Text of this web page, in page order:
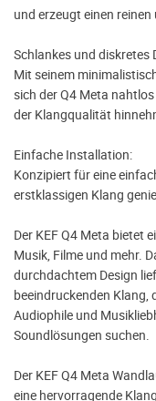
und erzeugt einen
Schlankes und diskretes
Mit seinem
sich der Q4 Meta
der Klangqualität
Einfache Installation:
Konzipiert für eine
erstklassigen Klang
Der KEF Q4 Meta bietet
Musik, Filme und mehr.
durchdachtem Design
beeindruckenden Klang,
Audiophile und
Soundlösungen suchen.
Der KEF Q4 Meta
eine hervorragende